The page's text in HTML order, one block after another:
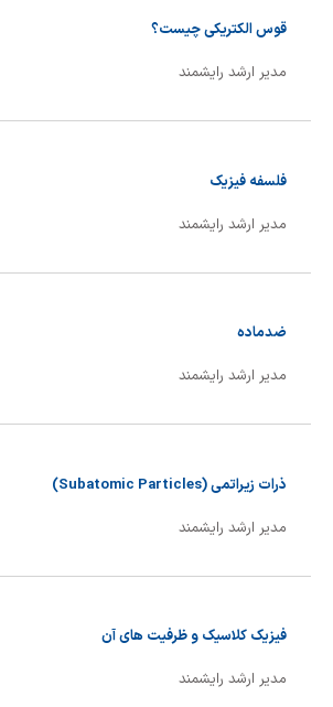
قوس الکتریکی چیست؟
مدیر ارشد رایشمند
فلسفه فیزیک
مدیر ارشد رایشمند
ضدماده
مدیر ارشد رایشمند
ذرات زیراتمی (Subatomic Particles)
مدیر ارشد رایشمند
فیزیک کلاسیک و ظرفیت های آن
مدیر ارشد رایشمند